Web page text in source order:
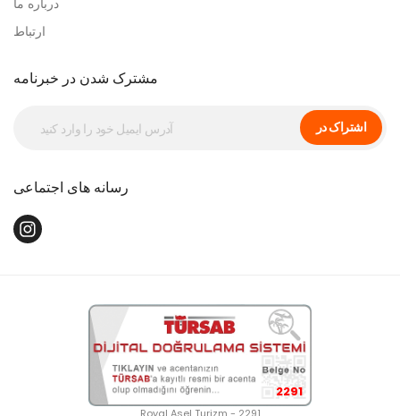
درباره ما
ارتباط
مشترک شدن در خبرنامه
اشتراک در
رسانه های اجتماعی
2291